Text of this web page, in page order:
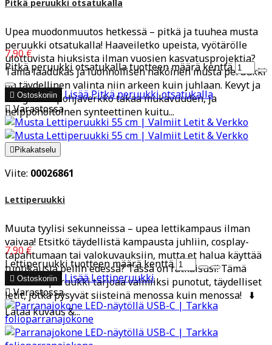
Pitkä peruukki otsatukalla
Upea muodonmuutos hetkessä – pitkä ja tuuhea musta
peruukki otsatukalla! Haaveiletko upeista, vyötärölle
ulottuvista hiuksista ilman vuosien kasvatusprojektia?
Tämä laadukas ja luonnollisen näköinen musta peruukki
on täydellinen valinta niin arkeen kuin juhlaan. Kevyt ja
hengittävä pohjaverkko takaa mukavuuden, ja
helppohoitoinen synteettinen kuitu...
7,90 €
Pitkä peruukki otsatukalla tuotteen määrä kenttä
 Ostoskoriin LisääPitkä peruukki otsatukalla
Varastossa
Pikakatselu
Viite: 00026861
Lettiperuukki
Muuta tyylisi sekunneissa – upea lettikampaus ilman
vaivaa! Etsitkö täydellistä kampausta juhliin, cosplay-
tapahtumaan tai valokuvauksiin, mutta et halua käyttää
tuntikausia peilin edessä? Tässä on ratkaisusi! Tämä
laadukas peruukki tarjoaa valmiiksi punotut, täydelliset
letit, jotka pysyvät siisteinä menossa kuin menossa! ⬇️
Lataa kuvaus &...
7,90 €
Lettiperuukki tuotteen määrä kenttä
 Ostoskoriin LisääLettiperuukki
Varastossa